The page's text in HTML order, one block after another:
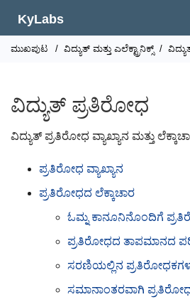
KyLabs
ಮುಖಪುಟ / ವಿದ್ಯುತ್ ಮತ್ತು ಎಲೆಕ್ಟ್ರಾನಿಕ್ಸ್ /
ವಿದ್ಯುತ್ ಪ್ರತಿರೋಧ
ವಿದ್ಯುತ್ ಪ್ರತಿರೋಧ ವ್ಯಾಖ್ಯಾನ ಮತ್ತು
ಪ್ರತಿರೋಧ ವ್ಯಾಖ್ಯಾನ
ಪ್ರತಿರೋಧದ ಲೆಕ್ಕಾಚಾರ
ಓಮ್ನ ಕಾನೂನಿನೊಂದಿಗೆ
ಪ್ರತಿರೋಧದ ತಾಪಮಾನದ
ಸರಣಿಯಲ್ಲಿನ
ಸಮಾನಾಂತರವಾಗಿ